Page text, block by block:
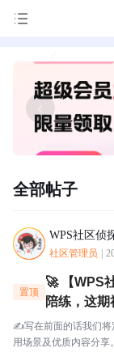
全部帖子
WPS社区侦
社区管理员
置顶
🚀 【WPS
陪练，这期
✍️写在前面的话我们将
用场景及优质内容分